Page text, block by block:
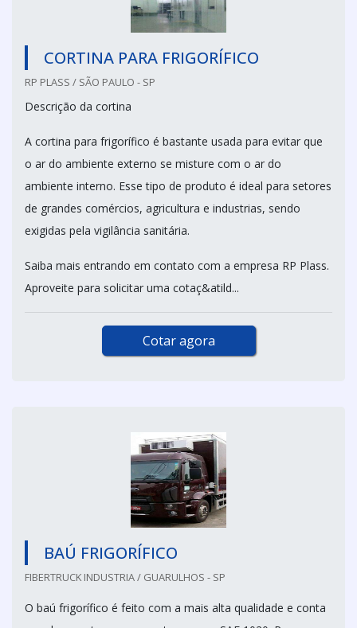
CORTINA PARA FRIGORÍFICO
RP PLASS / SÃO PAULO - SP
Descrição da cortina
A cortina para frigorífico é bastante usada para evitar que
o ar do ambiente externo se misture com o ar do
ambiente interno. Esse tipo de produto é ideal para setores
de grandes comércios, agricultura e industrias, sendo
exigidas pela vigilância sanitária.
Saiba mais entrando em contato com a empresa RP Plass.
Aproveite para solicitar uma cotaç&atild...
Cotar agora
BAÚ FRIGORÍFICO
FIBERTRUCK INDUSTRIA / GUARULHOS - SP
O baú frigorífico é feito com a mais alta qualidade e conta